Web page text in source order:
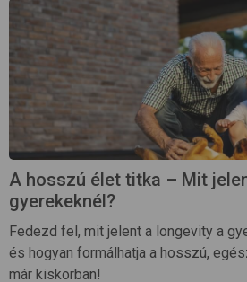
A hosszú élet titka – Mit
gyerekeknél?
Fedezd fel, mit jelent a longevity a
és hogyan formálhatja a hosszú,
már kiskorban!